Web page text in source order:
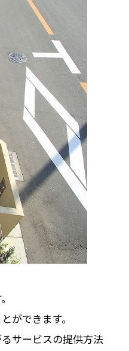
ができます。
サービスの提供方法